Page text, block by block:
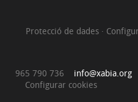
Protecció de dades ·
965 790 736 info@xabia.org
Configurar cookies